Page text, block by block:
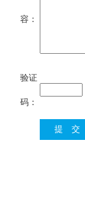
容：
验证
码：